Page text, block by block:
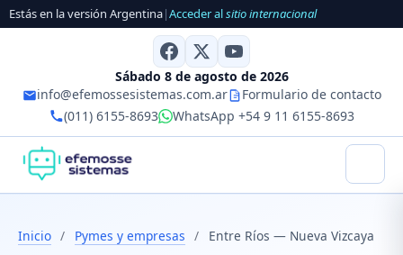
Estás en la versión Argentina|Acceder alsitio internacional
Sábado 8 de agosto de 2026
info@efemossesistemas.com.ar
Formulario de contacto
(011) 6155-8693
WhatsApp +54 9 11 6155-8693
Inicio / Pymes y empresas / Entre Ríos — Nueva Vizcaya